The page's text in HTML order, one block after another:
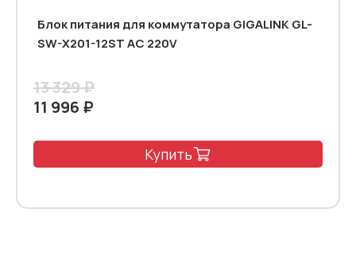
Блок питания для коммутатора GIGALINK GL-
SW-X201-12ST AC 220V
13 329 ₽
11 996 ₽
Купить